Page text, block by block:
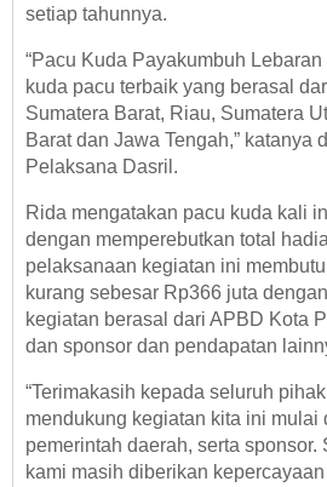
setiap tahunnya.
“Pacu Kuda Payakumbuh
kuda pacu terbaik yang berasal
Sumatera Barat, Riau, Sumatera
Barat dan Jawa Tengah,” katanya
Pelaksana Dasril.
Rida mengatakan pacu kuda kali
dengan memperebutkan total
pelaksanaan kegiatan ini
kurang sebesar Rp366 juta
kegiatan berasal dari APBD Kota
dan sponsor dan pendapatan
“Terimakasih kepada seluruh
mendukung kegiatan kita ini mulai
pemerintah daerah, serta sponsor.
kami masih diberikan